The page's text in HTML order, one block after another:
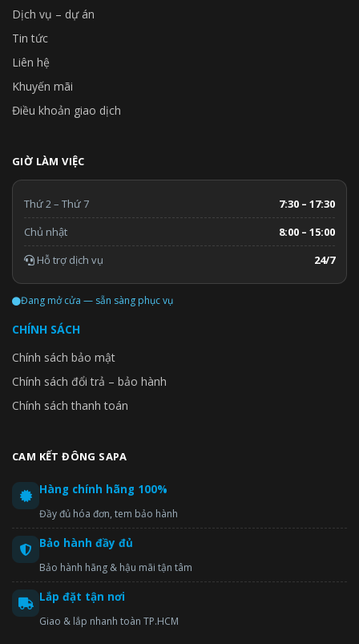
Dịch vụ – dự án
Tin tức
Liên hệ
Khuyến mãi
Điều khoản giao dịch
GIỜ LÀM VIỆC
Thứ 2 – Thứ 7
7:30 – 17:30
Chủ nhật
8:00 – 15:00
Hỗ trợ dịch vụ
24/7
Đang mở cửa — sẵn sàng phục vụ
CHÍNH SÁCH
Chính sách bảo mật
Chính sách đổi trả – bảo hành
Chính sách thanh toán
CAM KẾT ĐÔNG SAPA
Hàng chính hãng 100%
Đầy đủ hóa đơn, tem bảo hành
Bảo hành đầy đủ
Bảo hành hãng & hậu mãi tận tâm
Lắp đặt tận nơi
Giao & lắp nhanh toàn TP.HCM